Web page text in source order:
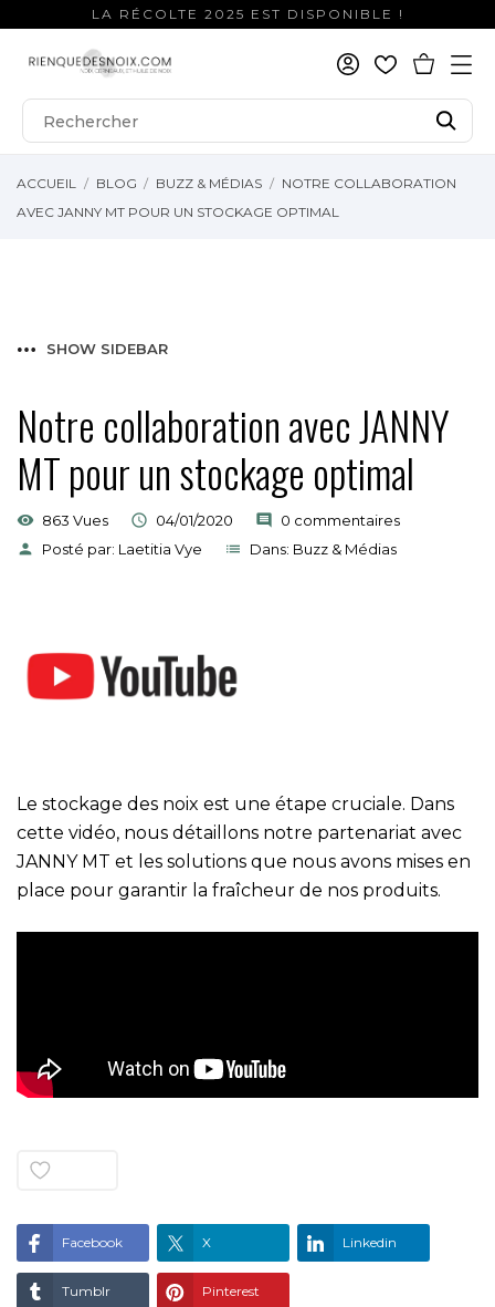
LA RÉCOLTE 2025 EST DISPONIBLE !
ACCUEIL BLOG BUZZ & MÉDIAS
NOTRE COLLABORATION
AVEC JANNY MT POUR UN STOCKAGE OPTIMAL
SHOW SIDEBAR
Notre collaboration avec JANNY
MT pour un stockage optimal
visibility 863 Vues  04/01/2020 comment
0 commentaires
person
Posté par: Laetitia Vye list Dans: Buzz & Médias
Le stockage des noix est une étape cruciale. Dans
cette vidéo, nous détaillons notre partenariat avec
JANNY MT et les solutions que nous avons mises en
place pour garantir la fraîcheur de nos produits.
Facebook X Linkedin
Tumblr Pinterest